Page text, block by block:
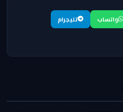
واتساب
تليجرام